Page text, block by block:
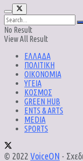
No Result
View All Result
ΕΛΛΑΔΑ
ΠΟΛΙΤΙΚΗ
ΟΙΚΟΝΟΜΙΑ
ΥΓΕΙΑ
ΚΟΣΜΟΣ
GREEN HUB
ENTS & ARTS
MEDIA
SPORTS
© 2022 VoiceON -